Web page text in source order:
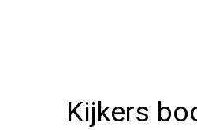
Kijkers